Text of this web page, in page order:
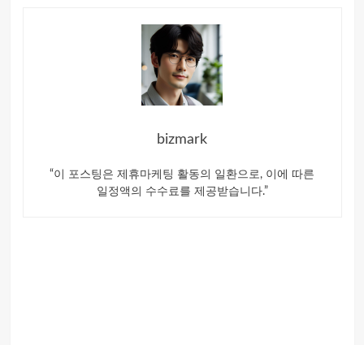
bizmark
“이 포스팅은 제휴마케팅 활동의 일환으로, 이에 따른
일정액의 수수료를 제공받습니다.”